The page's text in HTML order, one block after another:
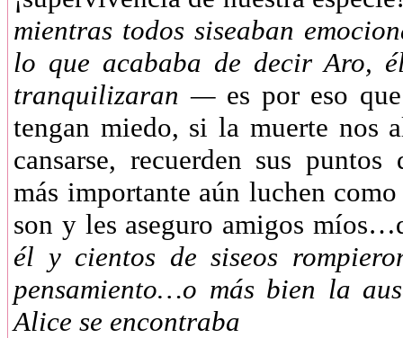
mientras todos siseaban
lo que acababa de decir Aro,
tranquilizaran —es por eso
tengan miedo, si la muerte nos
cansarse, recuerden sus
más importante aún luchen
son y les aseguro amigos
él y cientos de siseos
pensamiento…o más bien la
Alice se encontraba